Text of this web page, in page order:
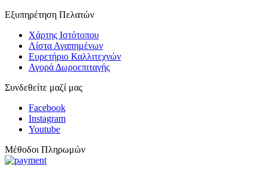
Εξυπηρέτηση Πελατών
Χάρτης Ιστότοπου
Λίστα Αγαπημένων
Ευρετήριο Καλλιτεχνών
Αγορά Δωροεπιταγής
Συνδεθείτε μαζί μας
Facebook
Instagram
Youtube
Μέθοδοι Πληρωμών